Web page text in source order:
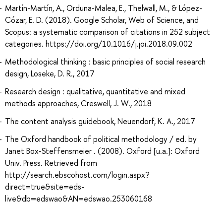
Martín-Martín, A., Orduna-Malea, E., Thelwall, M., & López-
Cózar, E. D. (2018). Google Scholar, Web of Science, and
Scopus: a systematic comparison of citations in 252 subject
categories. https://doi.org/10.1016/j.joi.2018.09.002
Methodological thinking : basic principles of social research
design, Loseke, D. R., 2017
Research design : qualitative, quantitative and mixed
methods approaches, Creswell, J. W., 2018
The content analysis guidebook, Neuendorf, K. A., 2017
The Oxford handbook of political methodology / ed. by
Janet Box-Steffensmeier . (2008). Oxford [u.a.]: Oxford
Univ. Press. Retrieved from
http://search.ebscohost.com/login.aspx?
direct=true&site=eds-
live&db=edswao&AN=edswao.253060168